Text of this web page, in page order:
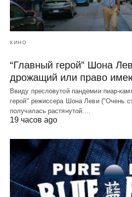
КИНО
“Главный герой” Шона
дрожащий или право
Ввиду пресловутой пандемии пиар-
герой" режиссера Шона Леви ("Очень
получилась растянутой.…
19 часов ago